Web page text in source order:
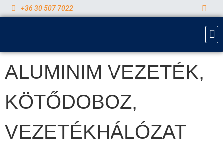
+36 30 507 7022
ALUMINIM VEZETÉK,
KÖTŐDOBOZ,
VEZETÉKHÁLÓZAT